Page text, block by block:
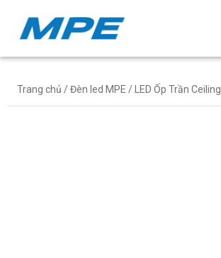
Trang chủ /Đèn led MPE / LED Ốp Trần Ceiling